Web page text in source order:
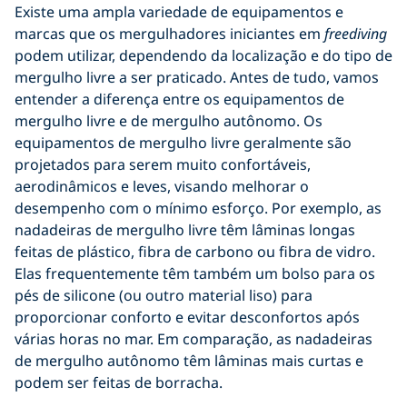
Existe uma ampla variedade de equipamentos e
marcas que os mergulhadores iniciantes em freediving
podem utilizar, dependendo da localização e do tipo de
mergulho livre a ser praticado. Antes de tudo, vamos
entender a diferença entre os equipamentos de
mergulho livre e de mergulho autônomo. Os
equipamentos de mergulho livre geralmente são
projetados para serem muito confortáveis,
aerodinâmicos e leves, visando melhorar o
desempenho com o mínimo esforço. Por exemplo, as
nadadeiras de mergulho livre têm lâminas longas
feitas de plástico, fibra de carbono ou fibra de vidro.
Elas frequentemente têm também um bolso para os
pés de silicone (ou outro material liso) para
proporcionar conforto e evitar desconfortos após
várias horas no mar. Em comparação, as nadadeiras
de mergulho autônomo têm lâminas mais curtas e
podem ser feitas de borracha.